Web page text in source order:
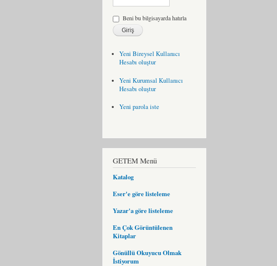
Beni bu bilgisayarda hatırla
Yeni Bireysel Kullanıcı
Hesabı oluştur
Yeni Kurumsal Kullanıcı
Hesabı oluştur
Yeni parola iste
GETEM Menü
Katalog
Eser'e göre listeleme
Yazar'a göre listeleme
En Çok Görüntülenen
Kitaplar
Gönüllü Okuyucu Olmak
İstiyorum